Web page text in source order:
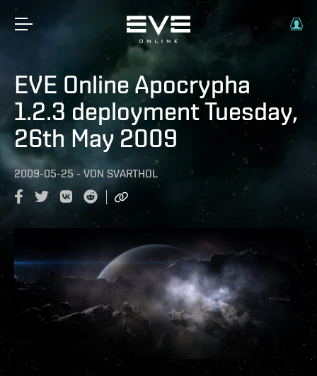
EVE Online Apocrypha
1.2.3 deployment Tuesday,
26th May 2009
2009-05-25 - VON SVARTHOL